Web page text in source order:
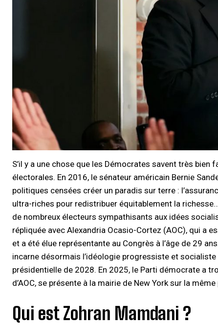
S’il y a une chose que les Démocrates savent très
électorales. En 2016, le sénateur américain Bernie
politiques censées créer un paradis sur terre :
ultra-riches pour redistribuer équitablement la
de nombreux électeurs sympathisants aux idées
répliquée avec Alexandria Ocasio-Cortez (AOC), qui a
et a été élue représentante au Congrès à l’âge de 29
incarne désormais l’idéologie progressiste et
présidentielle de 2028. En 2025, le Parti démocrate a
d’AOC, se présente à la mairie de New York sur la
Qui est Zohran Mamdani ?